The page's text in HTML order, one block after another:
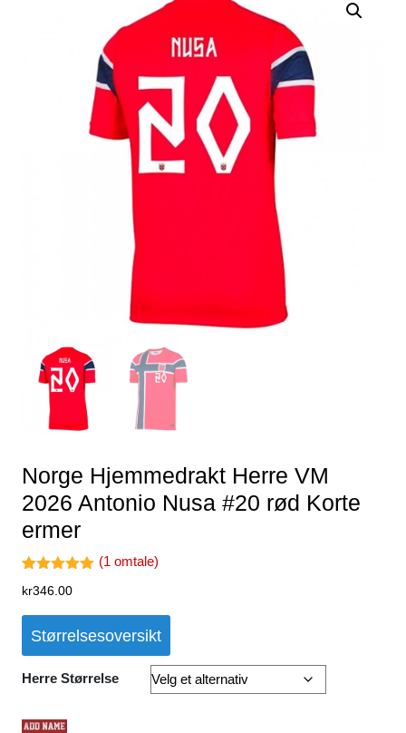
Norge Hjemmedrakt Herre VM
2026 Antonio Nusa #20 rød Korte
ermer
5.00av 5
ing
(1 omtale)
kr346.00
Størrelsesoversikt
Herre Størrelse